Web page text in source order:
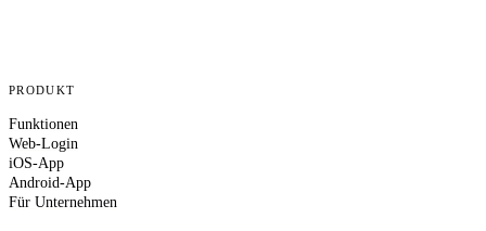
PRODUKT
Funktionen
Web-Login
iOS-App
Android-App
Für Unternehmen